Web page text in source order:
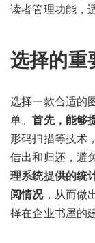
读者管理功能，
选择的重
选择一款合适的
单。首先，能够
形码扫描等技术
借出和归还，避
理系统提供的统
阅情况，从而做
择在企业书屋的